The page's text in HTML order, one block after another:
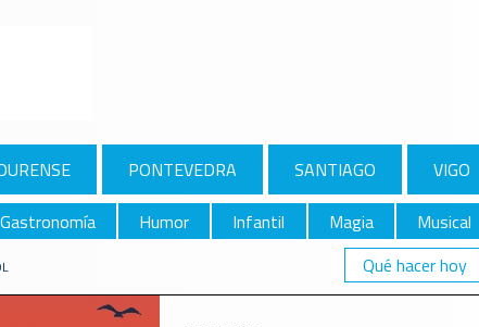
PONTEVEDRA SANTIAGO VIGO
Gastronomía Humor Infantil Magia Musical
Qué hacer hoy